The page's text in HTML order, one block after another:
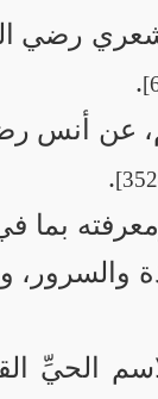
رضي
.
عن أنس
.
بما
والسرور،
الحيِّ